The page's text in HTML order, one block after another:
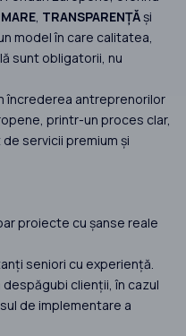
, TRANSPARENȚĂși
model în care calitatea,
sunt obligatorii, nu
încrederea antreprenorilor
printr-un proces clar,
servicii premium și
proiecte cu șanse reale
seniori cu experiență.
despăgubi clienții, în cazul
de implementare a